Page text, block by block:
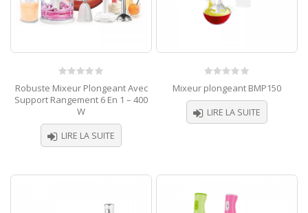
0
out
of
Robuste Mixeur Plongeant Avec
Support Rangement 6 En 1 – 400
W
LIRE LA SUITE
out
of
5
Mixeur plongeant BMP150
LIRE LA SUITE